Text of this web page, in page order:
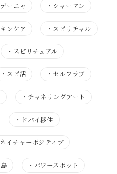
ーニャ ・ シャーマン
ンケア ・ スピリチャル
・ スピリチュアル
・ スピ活 ・ セルフラブ
・ チャネリングアート
・ ドバイ移住
ネイチャーポジティブ
・ パワースポット